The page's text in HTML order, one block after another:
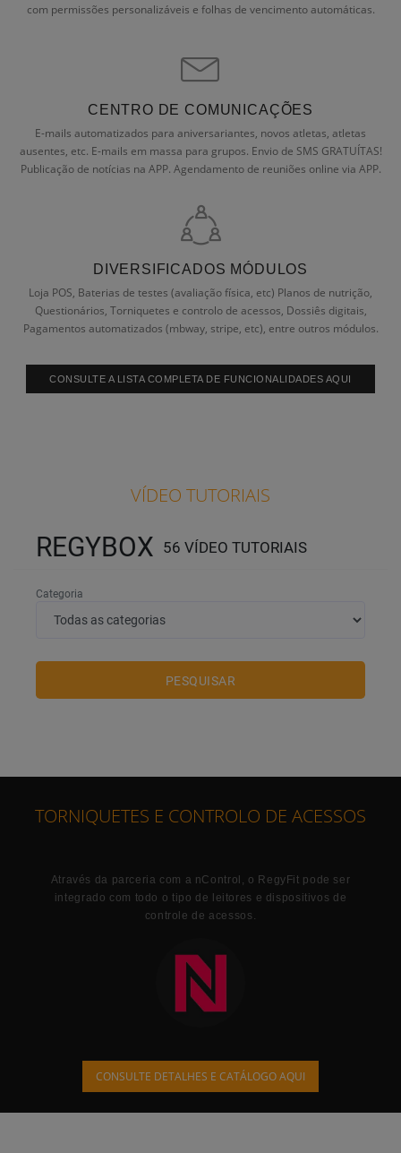
com permissões personalizáveis e folhas de vencimento automáticas.
CENTRO DE COMUNICAÇÕES
E-mails automatizados para aniversariantes, novos atletas, atletas
ausentes, etc. E-mails em massa para grupos. Envio de SMS GRATUÍTAS!
Publicação de notícias na APP. Agendamento de reuniões online via APP.
DIVERSIFICADOS MÓDULOS
Loja POS, Baterias de testes (avaliação física, etc) Planos de nutrição,
Questionários, Torniquetes e controlo de acessos, Dossiês digitais,
Pagamentos automatizados (mbway, stripe, etc), entre outros módulos.
CONSULTE A LISTA COMPLETA DE FUNCIONALIDADES AQUI
VÍDEO TUTORIAIS
TORNIQUETES E CONTROLO DE ACESSOS
Através da parceria com a nControl
, o RegyFit pode ser
integrado com todo o tipo de leitores e dispositivos de
controle de acessos.
CONSULTE DETALHES E CATÁLOGO AQUI